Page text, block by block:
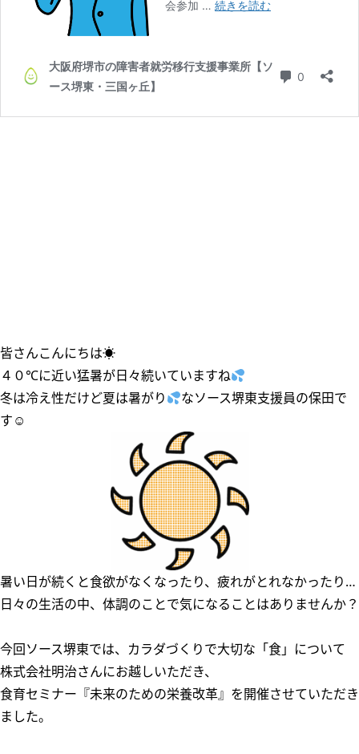
皆さんこんにちは☀
４０℃に近い猛暑が日々続いていますね
冬は冷え性だけど夏は暑がり
なソース堺東支援員の保田で
す☺
暑い日が続くと食欲がなくなったり、疲れがとれなかったり…
日々の生活の中、体調のことで気になることはありませんか？
今回ソース堺東では、カラダづくりで大切な「食」について
株式会社明治さんにお越しいただき、
食育セミナー『未来のための栄養改革』を開催させていただき
ました。